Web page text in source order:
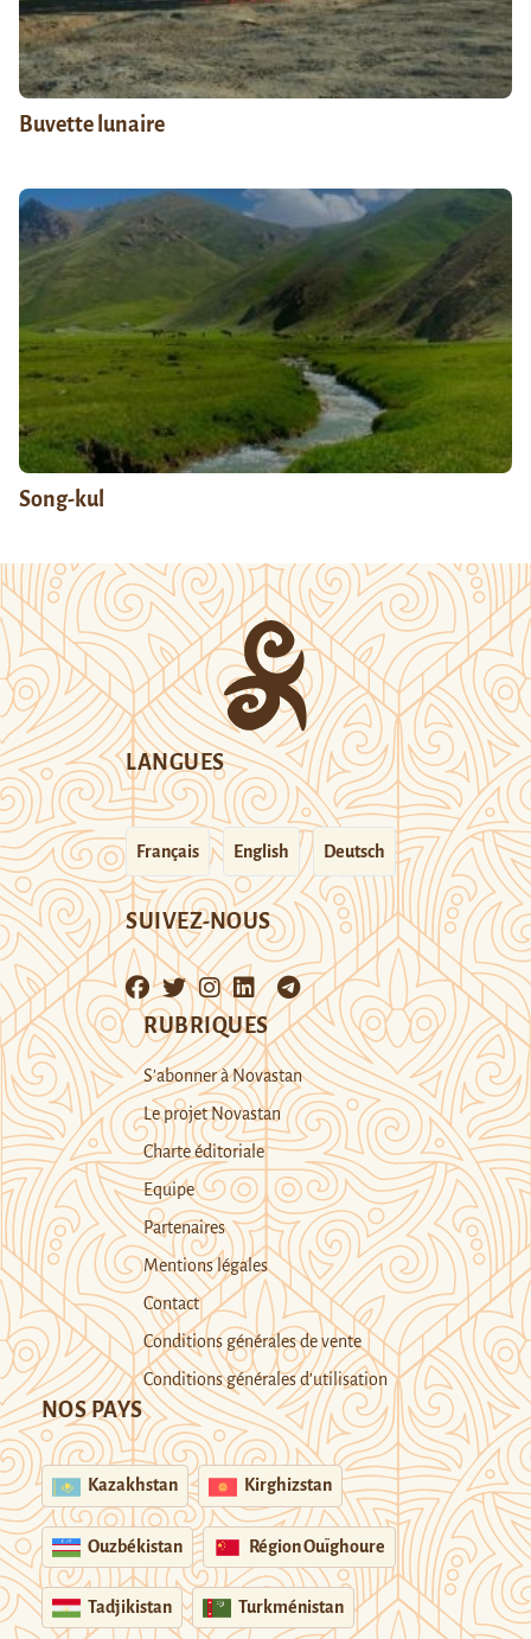
Buvette lunaire
Song-kul
LANGUES
Français English Deutsch
SUIVEZ-NOUS
RUBRIQUES
S’abonner à Novastan
Le projet Novastan
Charte éditoriale
Equipe
Partenaires
Mentions légales
Contact
Conditions générales de vente
Conditions générales d’utilisation
NOS PAYS
Kazakhstan Kirghizstan
Ouzbékistan Région Ouïghoure
Tadjikistan Turkménistan